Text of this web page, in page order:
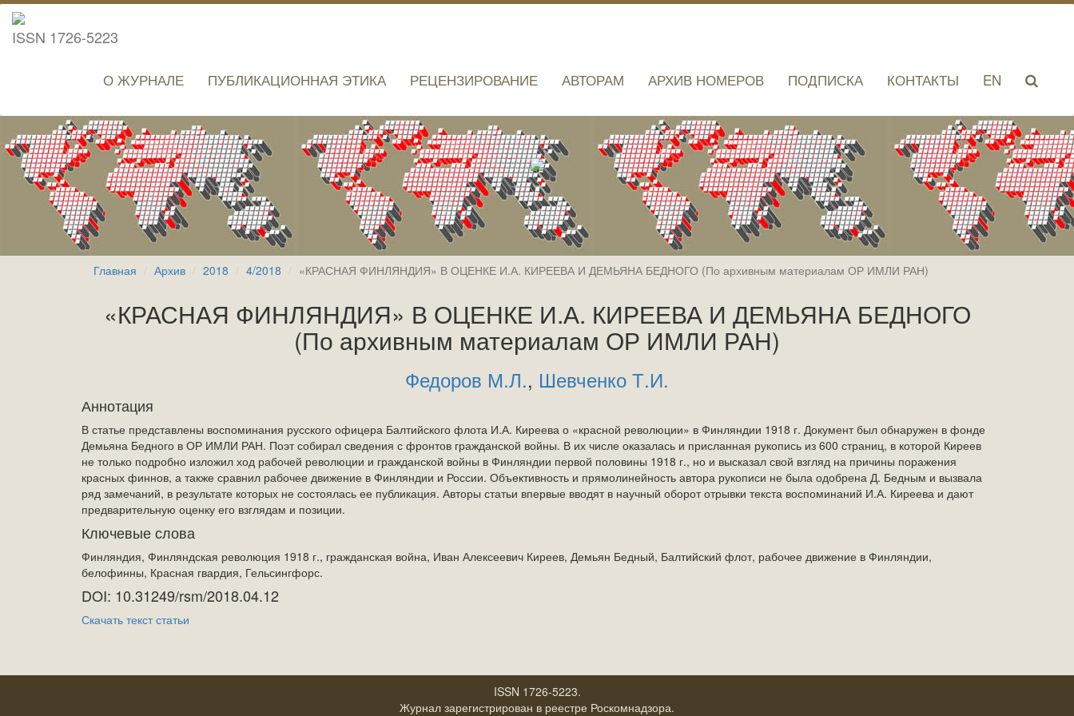
ISSN 1726-5223
О ЖУРНАЛЕ ПУБЛИКАЦИОННАЯ ЭТИКА РЕЦЕНЗИРОВАНИЕ АВТОРАМ АРХИВ НОМЕРОВ ПОДПИСКА КОНТАКТЫ EN
Главная Архив 2018 4/2018 «КРАСНАЯ ФИНЛЯНДИЯ» В ОЦЕНКЕ И.А. КИРЕЕВА И ДЕМЬЯНА БЕДНОГО (По архивным материалам ОР ИМЛИ РАН)
«КРАСНАЯ ФИНЛЯНДИЯ» В ОЦЕНКЕ И.А. КИРЕЕВА И ДЕМЬЯНА БЕДНОГО
(По архивным материалам ОР ИМЛИ РАН)
Федоров М.Л., Шевченко Т.И.
Аннотация
В статье представлены воспоминания русского офицера Балтийского флота И.А. Киреева о «красной революции» в Финляндии 1918 г. Документ был обнаружен в фонде
Демьяна Бедного в ОР ИМЛИ РАН. Поэт собирал сведения с фронтов гражданской войны. В их числе оказалась и присланная рукопись из 600 страниц, в которой Киреев
не только подробно изложил ход рабочей революции и гражданской войны в Финляндии первой половины 1918 г., но и высказал свой взгляд на причины поражения
красных финнов, а также сравнил рабочее движение в Финляндии и России. Объективность и прямолинейность автора рукописи не была одобрена Д. Бедным и вызвала
ряд замечаний, в результате которых не состоялась ее публикация. Авторы статьи впервые вводят в научный оборот отрывки текста воспоминаний И.А. Киреева и дают
предварительную оценку его взглядам и позиции.
Ключевые слова
Финляндия, Финляндская революция 1918 г., гражданская война, Иван Алексеевич Киреев, Демьян Бедный, Балтийский флот, рабочее движение в Финляндии,
белофинны, Красная гвардия, Гельсингфорс.
DOI: 10.31249/rsm/2018.04.12
Скачать текст статьи
ISSN 1726-5223.
Журнал зарегистрирован в реестре Роскомнадзора.